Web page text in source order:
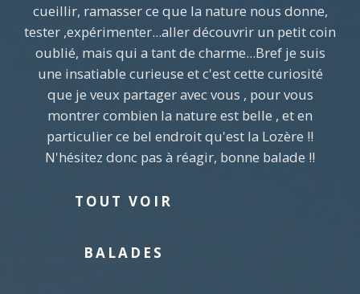
cueillir, ramasser ce que la nature nous donne,
tester ,expérimenter...aller découvrir un petit coin
oublié, mais qui a tant de charme...Bref je suis
une insatiable curieuse et c'est cette curiosité
que je veux partager avec vous , pour vous
montrer combien la nature est belle , et en
particulier ce bel endroit qu'est la Lozère !!
N'hésitez donc pas à réagir, bonne balade !!
TOUT VOIR
BALADES